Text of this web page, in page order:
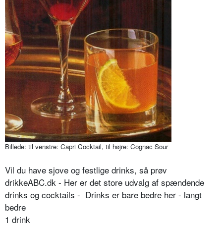
Billede: til venstre: Capri Cocktail, til højre: Cognac Sour
Vil du have sjove og festlige drinks, så prøv
drikkeABC.dk - Her er det store udvalg af spændende
drinks og cocktails - Drinks er bare bedre her - langt
bedre
1 drink